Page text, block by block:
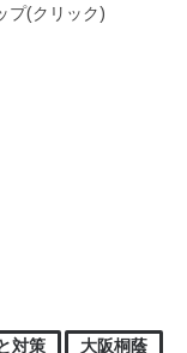
プ(クリック)
対策 大阪桐蔭